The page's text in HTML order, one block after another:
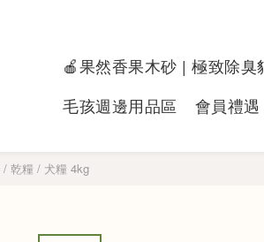
🍎果然香果木砂 | 極致除臭
毛孩週邊用品區
會員禮遇
/ 乾糧 / 犬糧 4kg